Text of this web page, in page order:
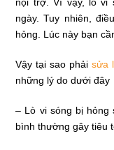
ngày. Tuy nhiên,
hỏng. Lúc này bạn
Vậy tại sao phảisửa
những lý do dưới đây
– Lò vi sóng bị hỏng
bình thường gây tiêu